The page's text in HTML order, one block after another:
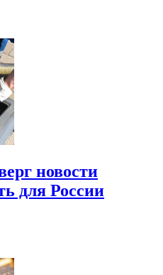
новости
для России